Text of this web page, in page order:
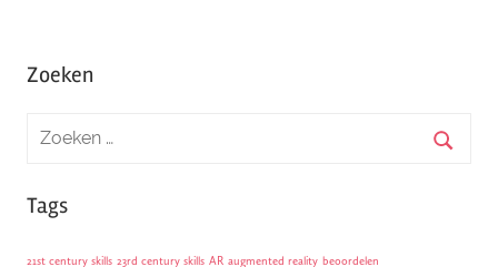
Zoeken
Tags
21st century skills 23rd century skills AR augmented reality beoordelen